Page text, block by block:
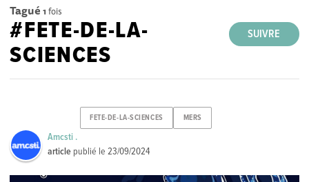
Tagué 1 fois
SUIVRE
#FETE-DE-LA-
SCIENCES
FETE-DE-LA-SCIENCES MERS
Amcsti .
article publié le23/09/2024